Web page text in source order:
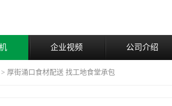
企业视频 公司介绍
> 厚街涌口食材配送 找工地食堂承包